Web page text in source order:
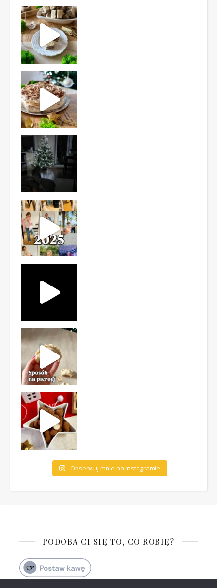
Ten deser to prawdziwy HIT PRL-u! Wafle przełożo
Obserwuj mnie na Instagramie
PODOBA CI SIĘ TO, CO ROBIĘ?